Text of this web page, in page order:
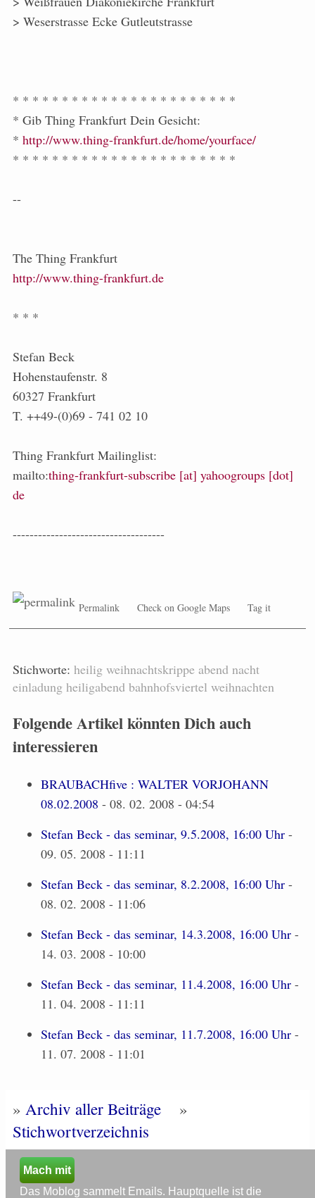
> Weserstrasse Ecke Gutleutstrasse
* * * * * * * * * * * * * * * * * * * * * * *
* Gib Thing Frankfurt Dein Gesicht:
* http://www.thing-frankfurt.de/home/yourface/
* * * * * * * * * * * * * * * * * * * * * * *
--
The Thing Frankfurt
http://www.thing-frankfurt.de
* * *
Stefan Beck
Hohenstaufenstr. 8
60327 Frankfurt
T. ++49-(0)69 - 741 02 10
Thing Frankfurt Mailinglist:
mailto:thing-frankfurt-subscribe [at] yahoogroups [dot]
de
------------------------------------
Permalink Check on Google Maps Tag it
Stichworte: heilig weihnachtskrippe abend nacht
einladung heiligabend bahnhofsviertel weihnachten
Folgende Artikel könnten Dich auch
interessieren
BRAUBACHfive : WALTER VORJOHANN
08.02.2008 - 08. 02. 2008 - 04:54
Stefan Beck - das seminar, 9.5.2008, 16:00 Uhr -
09. 05. 2008 - 11:11
Stefan Beck - das seminar, 8.2.2008, 16:00 Uhr -
08. 02. 2008 - 11:06
Stefan Beck - das seminar, 14.3.2008, 16:00 Uhr -
14. 03. 2008 - 10:00
Stefan Beck - das seminar, 11.4.2008, 16:00 Uhr -
11. 04. 2008 - 11:11
Stefan Beck - das seminar, 11.7.2008, 16:00 Uhr -
11. 07. 2008 - 11:01
» Archiv aller Beiträge
»
Stichwortverzeichnis
Mach mit
Das Moblog sammelt Emails. Hauptquelle ist die